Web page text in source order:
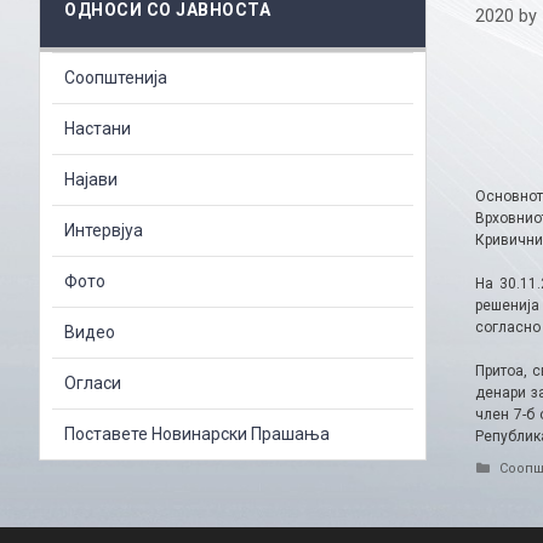
2020 by
На
Притоа,
денари
член 7-б
ОДНОСИ СО ЈАВНОСТА
Соопштенија
Настани
Најави
Интервјуа
Фото
Видео
Огласи
Поставете Новинарски Прашања